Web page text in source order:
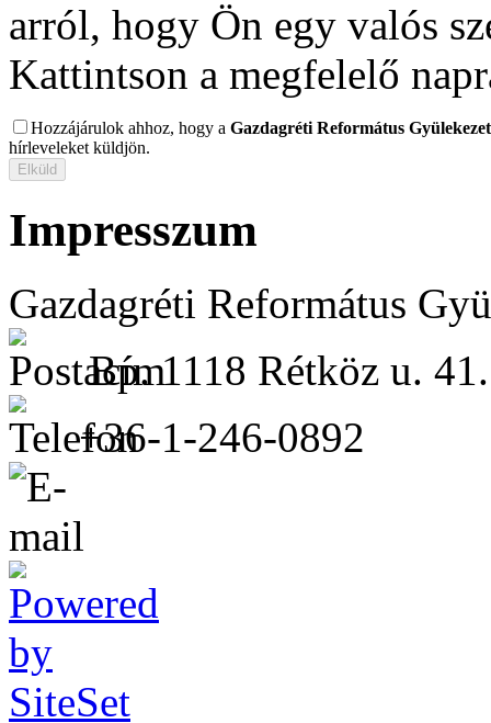
arról, hogy Ön egy valós
Kattintson a megfelelő
Hozzájárulok ahhoz, hogy a Gazdagréti Református Gyülekezet
hírleveleket küldjön.
Impresszum
Gazdagréti Református
Bp. 1118 Rétköz u. 41.
+36-1-246-0892